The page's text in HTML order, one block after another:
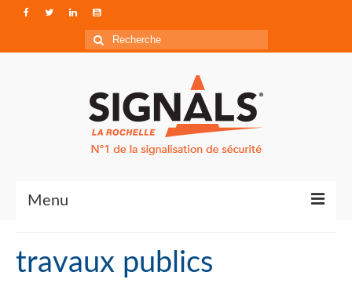
Rechercher
:
Menu
Qui sommes-nous ?
travaux publics